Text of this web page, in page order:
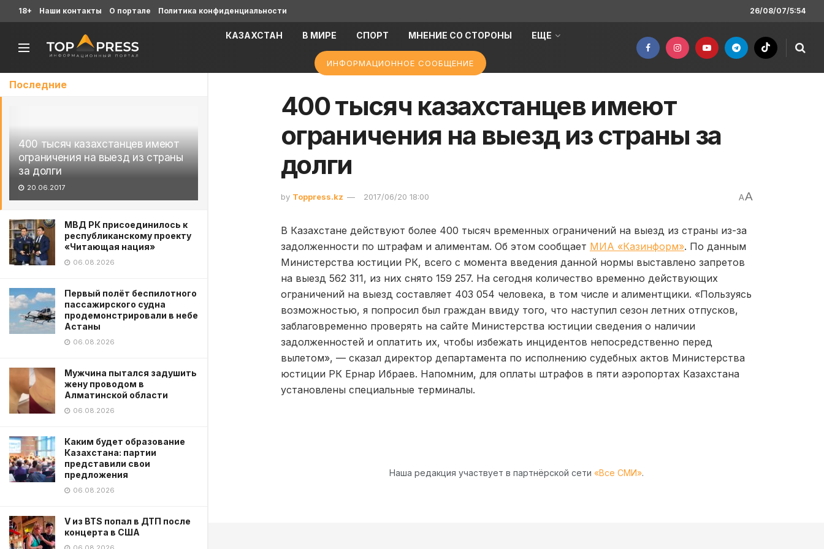
Последние
400 тысяч казахстанцев имеют
ограничения на выезд из страны
за долги
20.06.2017
МВД РК присоединилось к
республиканскому проекту
«Читающая нация»
06.08.2026
Первый полёт беспилотного
пассажирского судна
продемонстрировали в небе
Астаны
06.08.2026
Мужчина пытался задушить
жену проводом в
Алматинской области
06.08.2026
Каким будет образование
Казахстана: партии
представили свои
предложения
06.08.2026
V из BTS попал в ДТП после
концерта в США
18+ Наши контакты О портале Политика конфиденциальности 26/08/07/5:54
КАЗАХСТАН В МИРЕ СПОРТ МНЕНИЕ СО СТОРОНЫ ЕЩЕ
ИНФОРМАЦИОННОЕ СООБЩЕНИЕ
400 тысяч казахстанцев имеют
ограничения на выезд из страны за
долги
by Toppress.kz 2017/06/20 18:00 AA
В Казахстане действуют более 400 тысяч временных ограничений на выезд из страны из-за
задолженности по штрафам и алиментам. Об этом сообщает МИА «Казинформ». По данным
Министерства юстиции РК, всего с момента введения данной нормы выставлено запретов
на выезд 562 311, из них снято 159 257. На сегодня количество временно действующих
ограничений на выезд составляет 403 054 человека, в том числе и алиментщики. «Пользуясь
возможностью, я попросил был граждан ввиду того, что наступил сезон летних отпусков,
заблаговременно проверять на сайте Министерства юстиции сведения о наличии
задолженностей и оплатить их, чтобы избежать инцидентов непосредственно перед
вылетом», — сказал директор департамента по исполнению судебных актов Министерства
юстиции РК Ернар Ибраев. Напомним, для оплаты штрафов в пяти аэропортах Казахстана
установлены специальные терминалы.
Наша редакция участвует в партнёрской сети «Все СМИ».